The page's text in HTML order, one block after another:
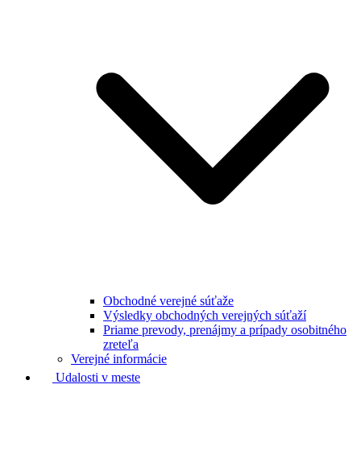
Obchodné verejné súťaže
Výsledky obchodných verejných súťaží
Priame prevody, prenájmy a prípady osobitného
zreteľa
Verejné informácie
Udalosti v meste